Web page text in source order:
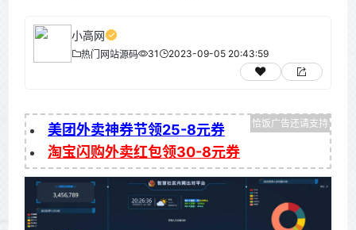
小高网
热门网站源码 31 2023-09-05 20:43:59
美团外卖神券节领25-8元券
淘宝闪购外卖红包领30-8元券